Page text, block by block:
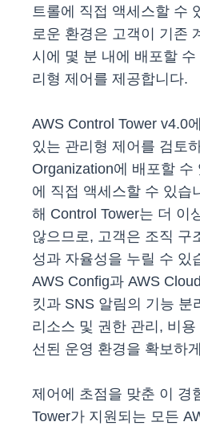
트롤에 직접 액세스할 수
로운 환경은 고객이 기존
시에 몇 분 내에 배포할
리형 제어를 제공합니다.
AWS Control Tower v4.0
있는 관리형 제어를 검토
Organization에 배포할 수
에 직접 액세스할 수 있습
해 Control Tower는 더 이
않으므로, 고객은 조직 구
성과 자율성을 누릴 수 있
AWS Config과 AWS
킷과 SNS 알림의 기능 분
리소스 및 권한 관리, 비
선된 운영 환경을 확보하
제어에 초점을 맞춘 이 경
Tower가 지원되는 모든